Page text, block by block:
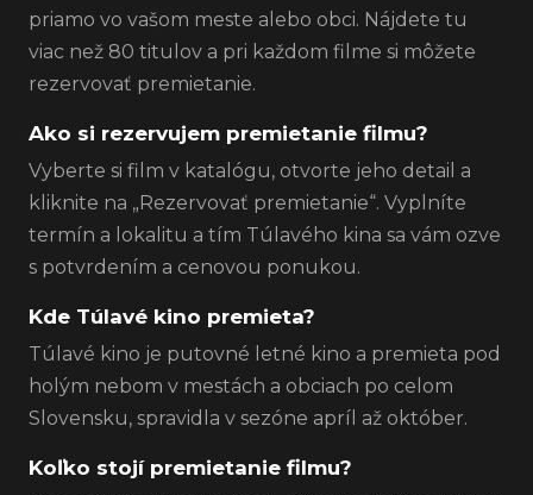
priamo vo vašom meste alebo obci. Nájdete tu
viac než 80 titulov a pri každom filme si môžete
rezervovať premietanie.
Ako si rezervujem premietanie filmu?
Vyberte si film v katalógu, otvorte jeho detail a
kliknite na „Rezervovať premietanie“. Vyplníte
termín a lokalitu a tím Túlavého kina sa vám ozve
s potvrdením a cenovou ponukou.
Kde Túlavé kino premieta?
Túlavé kino je putovné letné kino a premieta pod
holým nebom v mestách a obciach po celom
Slovensku, spravidla v sezóne apríl až október.
Koľko stojí premietanie filmu?